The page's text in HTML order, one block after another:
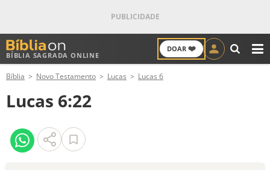
BÍBLIA SAGRADA ONLINE
DOAR ❤️
ANTIGO TESTAMENTO
NOVO TESTAMENTO
VERSÍCULOS
Bíblia Novo Testamento Lucas Lucas 6
Lucas 6:22